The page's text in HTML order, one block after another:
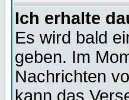
Ich erhalte
Es wird bald
geben. Im
Nachrichten
kann das